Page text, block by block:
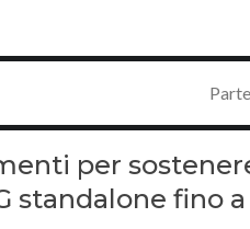
per
fino a